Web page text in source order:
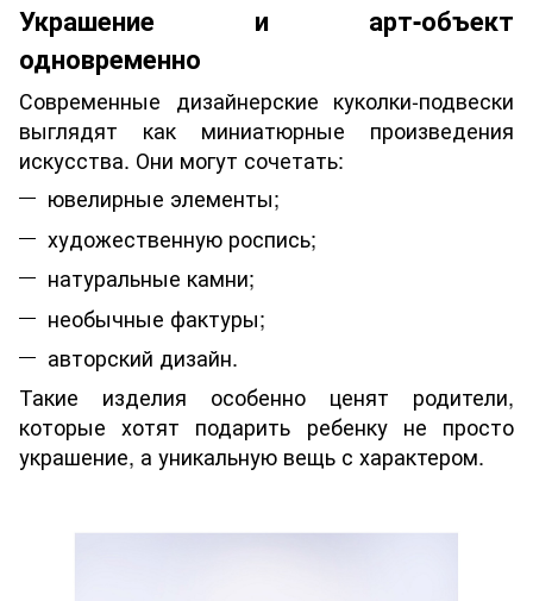
Украшение и арт-объект
одновременно
Современные дизайнерские куколки-подвески
выглядят как миниатюрные произведения
искусства. Они могут сочетать:
ювелирные элементы;
художественную роспись;
натуральные камни;
необычные фактуры;
авторский дизайн.
Такие изделия особенно ценят родители,
которые хотят подарить ребенку не просто
украшение, а уникальную вещь с характером.